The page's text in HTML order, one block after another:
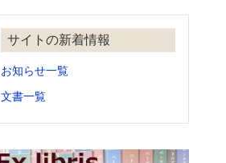
サイトの新着情報
お知らせ一覧
文書一覧